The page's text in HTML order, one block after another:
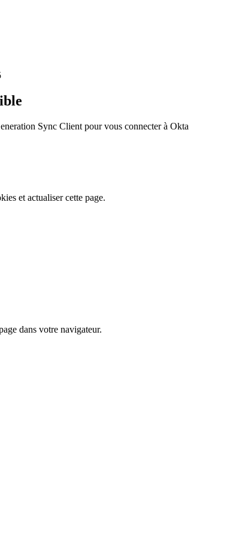
Sync Client pour vous connecter à Okta
et actualiser cette page.
dans votre navigateur.